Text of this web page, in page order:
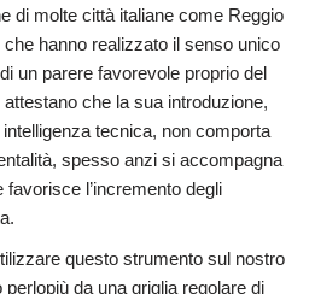
di molte città italiane come Reggio
che hanno realizzato il senso unico
un parere favorevole proprio del
che la sua introduzione,
tecnica, non comporta
spesso anzi si accompagna
l’incremento degli
questo strumento sul nostro
da una griglia regolare di